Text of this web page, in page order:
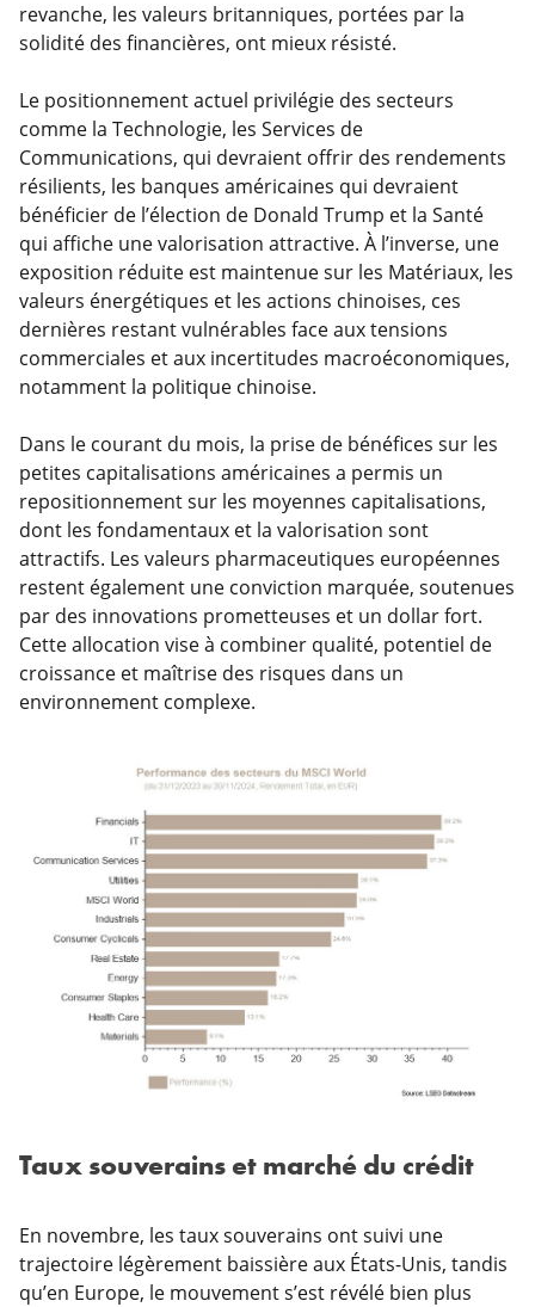
revanche, les valeurs britanniques, portées par la
solidité des financières, ont mieux résisté.
Le positionnement actuel privilégie des secteurs
comme la Technologie, les Services de
Communications, qui devraient offrir des rendements
résilients, les banques américaines qui devraient
bénéficier de l’élection de Donald Trump et la Santé
qui affiche une valorisation attractive. À l’inverse, une
exposition réduite est maintenue sur les Matériaux, les
valeurs énergétiques et les actions chinoises, ces
dernières restant vulnérables face aux tensions
commerciales et aux incertitudes macroéconomiques,
notamment la politique chinoise.
Dans le courant du mois, la prise de bénéfices sur les
petites capitalisations américaines a permis un
repositionnement sur les moyennes capitalisations,
dont les fondamentaux et la valorisation sont
attractifs. Les valeurs pharmaceutiques européennes
restent également une conviction marquée, soutenues
par des innovations prometteuses et un dollar fort.
Cette allocation vise à combiner qualité, potentiel de
croissance et maîtrise des risques dans un
environnement complexe.
Taux souverains et marché du crédit
En novembre, les taux souverains ont suivi une
trajectoire légèrement baissière aux États-Unis, tandis
qu’en Europe, le mouvement s’est révélé bien plus